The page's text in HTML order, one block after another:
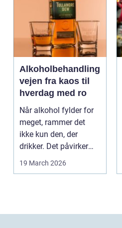
Alkoholbehandling
vejen fra kaos til
hverdag med ro
Når alkohol fylder for
meget, rammer det
ikke kun den, der
drikker. Det påvirker
også familie, arbej...
19 March 2026